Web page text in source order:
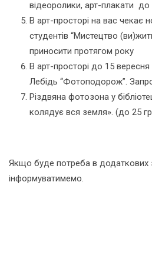
відеоролики, арт-плакати до
В арт-просторі на вас чекає
студентів “Мистецтво
приносити протягом року
В арт-просторі до 15 вересня
Лебідь “Фотоподорож”.
Різдвяна фотозона у
колядує вся земля». (до 25
Якщо буде потреба в додаткових
інформуватимемо.